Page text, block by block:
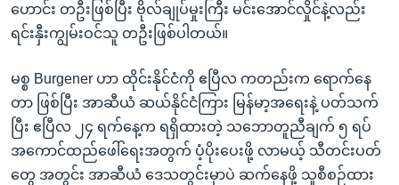
ဟောင်း တဦးဖြစ်ပြီး ဗိုလ်ချုပ်မှုးကြီး မင်းအောင်လှိုင်နဲ့လည်း
ရင်းနှီးကျွမ်းဝင်သူ တဦးဖြစ်ပါတယ်။
မစ္စ Burgener ဟာ ထိုင်းနိုင်ငံကို ဧပြီလ ကတည်းက ရောက်နေ
တာ ဖြစ်ပြီး အာဆီယံ ဆယ်နိုင်ငံကြား မြန်မာ့အရေးနဲ့ ပတ်သက်
ပြီး ဧပြီလ ၂၄ ရက်နေ့က ရရှိထားတဲ့ သဘောတူညီချက် ၅ ရပ်
အကောင်ထည်ဖေါ်ရေးအတွက် ပံ့ပိုးပေးဖို့ လာမယ့် သီတင်းပတ်
တွေ အတွင်း အာဆီယံ ဒေသတွင်းမှာပဲ ဆက်နေဖို့ သူစီစဉ်ထား